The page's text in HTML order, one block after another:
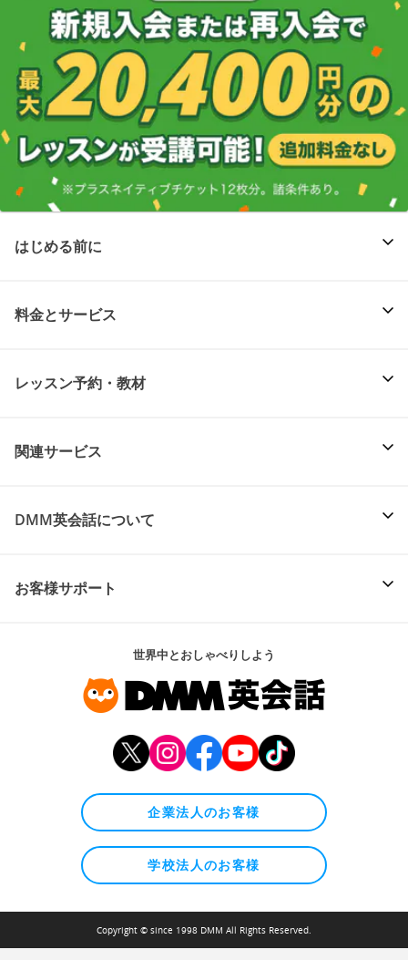
はじめる前に
料金とサービス
レッスン予約・教材
関連サービス
DMM英会話について
お客様サポート
世界中とおしゃべりしよう
企業法人のお客様
学校法人のお客様
Copyright © since 1998 DMM All Rights Reserved.